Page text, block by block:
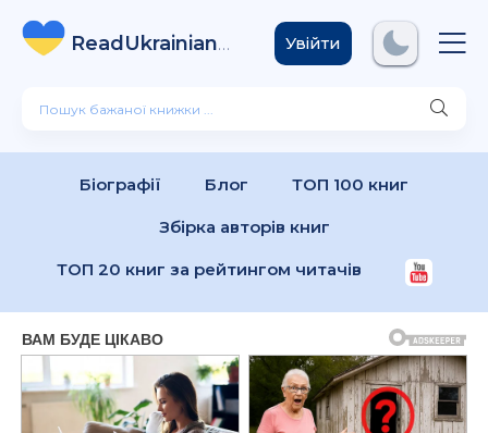
ReadUkrainian
Books .com
Увійти
Біографії Блог ТОП 100 книг
Збірка авторів книг
ТОП 20 книг за рейтингом читачів